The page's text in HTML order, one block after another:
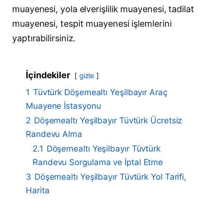
muayenesi, yola elverişlilik muayenesi, tadilat
muayenesi, tespit muayenesi işlemlerini
yaptırabilirsiniz.
İçindekiler gizle
1 Tüvtürk Döşemealtı Yeşilbayır Araç
Muayene İstasyonu
2 Döşemealtı Yeşilbayır Tüvtürk Ücretsiz
Randevu Alma
2.1 Döşemealtı Yeşilbayır Tüvtürk
Randevu Sorgulama ve İptal Etme
3 Döşemealtı Yeşilbayır Tüvtürk Yol Tarifi,
Harita